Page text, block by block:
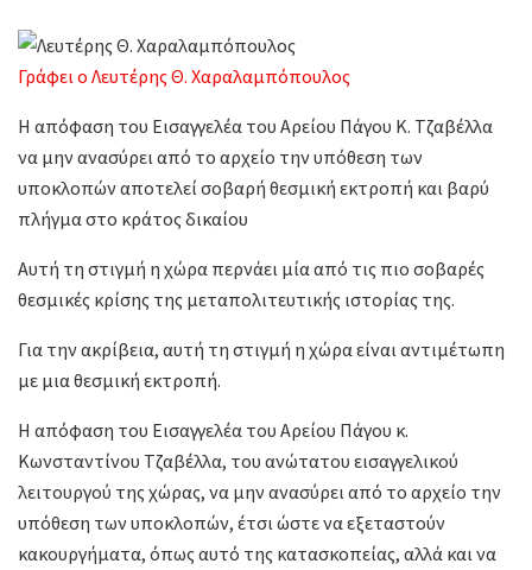
Γράφει ο Λευτέρης Θ. Χαραλαμπόπουλος
Η απόφαση του Εισαγγελέα του Αρείου Πάγου Κ. Τζαβέλλα
να μην ανασύρει από το αρχείο την υπόθεση των
υποκλοπών αποτελεί σοβαρή θεσμική εκτροπή και βαρύ
πλήγμα στο κράτος δικαίου
Αυτή τη στιγμή η χώρα περνάει μία από τις πιο σοβαρές
θεσμικές κρίσης της μεταπολιτευτικής ιστορίας της.
Για την ακρίβεια, αυτή τη στιγμή η χώρα είναι αντιμέτωπη
με μια θεσμική εκτροπή.
Η απόφαση του Εισαγγελέα του Αρείου Πάγου κ.
Κωνσταντίνου Τζαβέλλα, του ανώτατου εισαγγελικού
λειτουργού της χώρας, να μην ανασύρει από το αρχείο την
υπόθεση των υποκλοπών, έτσι ώστε να εξεταστούν
κακουργήματα, όπως αυτό της κατασκοπείας, αλλά και να